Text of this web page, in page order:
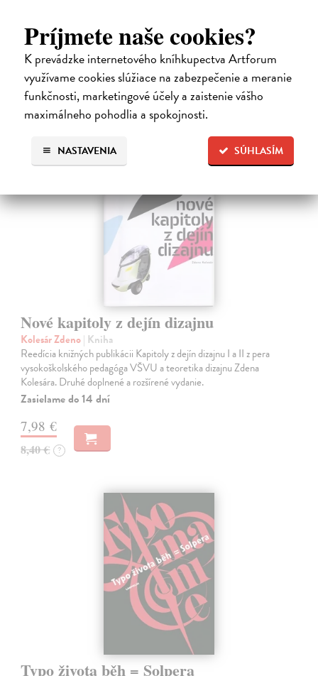
Príjmete naše cookies?
K prevádzke internetového kníhkupectva Artforum
využívame cookies slúžiace na zabezpečenie a meranie
funkčnosti, marketingové účely a zaistenie vášho
maximálneho pohodlia a spokojnosti.
SÚHLASÍM
NASTAVENIA
zaoberá…
Zasielame do 12 dní
13,48 €
13,90 € ?
Nové kapitoly z dejín dizajnu
Kolesár Zdeno| Kniha
Reedícia knižných publikácii Kapitoly z dejín dizajnu I a II z pera
vysokoškolského pedagóga VŠVU a teoretika dizajnu Zdena
Kolesára. Druhé doplnené a rozšírené vydanie.
Zasielame do 14 dní
7,98 €
8,40 € ?
Typo života běh = Solpera